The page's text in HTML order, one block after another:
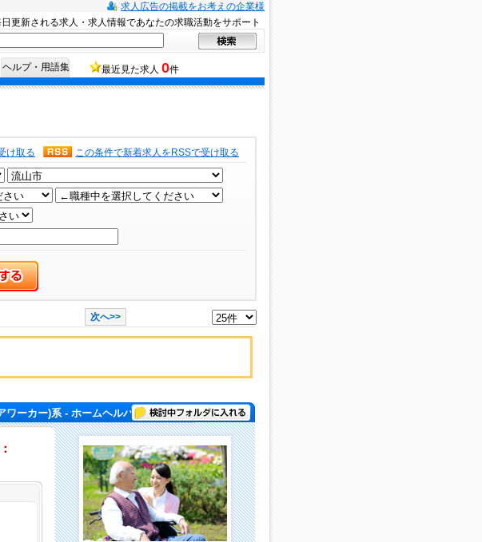
求人広告の掲載をお考えの企業様
更新される求人・求人情報であなたの求職活動をサポート
ヘルプ・用語集 最近見た求人 0件
この条件で新着求人をRSSで受け取る
け取る
次へ>>
ワーカー)系 - ホームヘルパー )検討中フォルダに入れる